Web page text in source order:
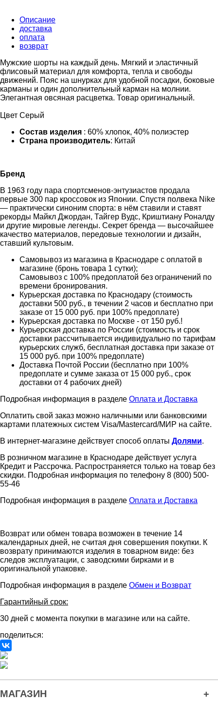
Описание
доставка
оплата
возврат
Мужские шорты на каждый день. Мягкий и эластичный
флисовый материал для комфорта, тепла и свободы
движений. Пояс на шнурках для удобной посадки, боковые
карманы и один дополнительный карман на молнии.
Элегантная овсяная расцветка. Товар оригинальный.
Цвет Серый
Состав изделия : 60% хлопок, 40% полиэстер
Страна производитель: Китай
Бренд
В 1963 году пара спортсменов-энтузиастов продала
первые 300 пар кроссовок из Японии. Спустя полвека Nike
— практически синоним спорта: в нём ставили и ставят
рекорды Майкл Джордан, Тайгер Вудс, Криштиану Роналду
и другие мировые легенды. Секрет бренда — высочайшее
качество материалов, передовые технологии и дизайн,
ставший культовым.
Самовывоз из магазина в Краснодаре с оплатой в
магазине (бронь товара 1 сутки);
Самовывоз с 100% предоплатой без ограничений по
времени бронирования.
Курьерская доставка по Краснодару (стоимость
доставки 500 руб., в течении 2 часов и бесплатно при
заказе от 15 000 руб. при 100% предоплате)
Курьерская доставка по Москве - от 150 руб.!
Курьерская доставка по России (стоимость и срок
доставки рассчитывается индивидуально по тарифам
курьерских служб, бесплатная доставка при заказе от
15 000 руб. при 100% предоплате)
Доставка Почтой России (бесплатно при 100%
предоплате и сумме заказа от 15 000 руб., срок
доставки от 4 рабочих дней)
Подробная информация в разделе Оплата и Доставка
Оплатить свой заказ можно наличными или банковскими
картами платежных систем Visa/Mastercard/МИР на сайте.
В интернет-магазине действует способ оплаты Долями.
В розничном магазине в Краснодаре действует услуга
Кредит и Рассрочка. Распространяется только на товар без
скидки. Подробная информация по телефону 8 (800) 500-
55-46
Подробная информация в разделе Оплата и Доставка
Возврат или обмен товара возможен в течение 14
календарных дней, не считая дня совершения покупки. К
возврату принимаются изделия в товарном виде: без
следов эксплуатации, с заводскими бирками и в
оригинальной упаковке.
Подробная информация в разделе Обмен и Возврат
Гарантийный срок:
30 дней с момента покупки в магазине или на сайте.
поделиться:
МАГАЗИН